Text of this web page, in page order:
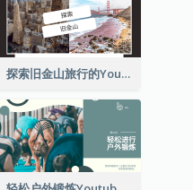
探索旧金山旅行的Youtube影片缩图